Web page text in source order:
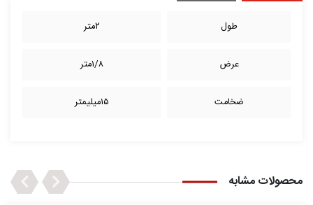
طول ۲متر
عرض ۱/۸متر
ضخامت ۱۵میلیمتر
محصولات مشابه Previous
Next